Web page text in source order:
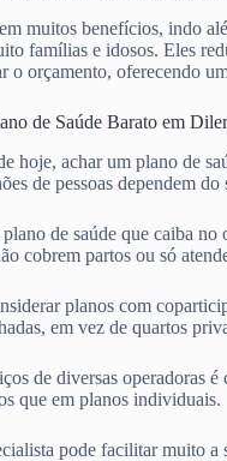
muitos benefícios, indo
famílias e idosos. Eles
o orçamento, oferecendo
de Saúde Barato em
hoje, achar um plano de
de pessoas dependem do
de saúde que caiba
cobrem partos ou só
planos com
em vez de quartos
de diversas operadoras
que em planos individuais.
pode facilitar muito a